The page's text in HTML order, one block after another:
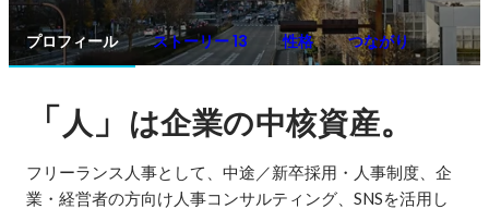
プロフィール ストーリー 13 性格 つながり
「人」 は企業の中核資産。
フリーランス人事として、中途／新卒採用・人事制度、企
業・経営者の方向け人事コンサルティング、SNSを活用し